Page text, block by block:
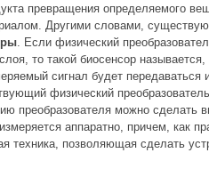
превращения определяемого
Другими словами,
. Если физический
то такой биосенсор
сигнал будет передаваться
физический
преобразователя можно сделать
аппаратно, причем, как
техника, позволяющая сделать